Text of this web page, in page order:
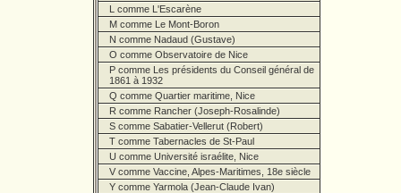
L comme L'Escarène
M comme Le Mont-Boron
N comme Nadaud (Gustave)
O comme Observatoire de Nice
P comme Les présidents du Conseil général de
1861 à 1932
Q comme Quartier maritime, Nice
R comme Rancher (Joseph-Rosalinde)
S comme Sabatier-Vellerut (Robert)
T comme Tabernacles de St-Paul
U comme Université israélite, Nice
V comme Vaccine, Alpes-Maritimes, 18e siècle
Y comme Yarmola (Jean-Claude Ivan)